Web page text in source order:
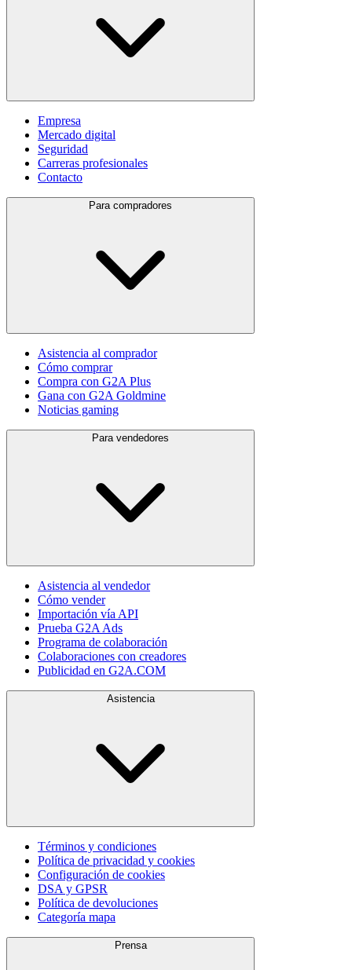
Empresa
Mercado digital
Seguridad
Carreras profesionales
Contacto
Para compradores
Asistencia al comprador
Cómo comprar
Compra con G2A Plus
Gana con G2A Goldmine
Noticias gaming
Para vendedores
Asistencia al vendedor
Cómo vender
Importación vía API
Prueba G2A Ads
Programa de colaboración
Colaboraciones con creadores
Publicidad en G2A.COM
Asistencia
Términos y condiciones
Política de privacidad y cookies
Configuración de cookies
DSA y GPSR
Política de devoluciones
Categoría mapa
Prensa